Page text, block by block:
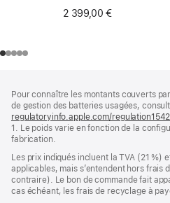
2 399,00 €
de
page
de
bas
de
page
Pour connaître les montants couverts
de gestion des batteries usagées,
regulatoryinfo.apple.com/regulation1542
1. Le poids varie en fonction de la
fabrication.
Les prix indiqués incluent la TVA (21 %)
applicables, mais s’entendent hors frais
contraire). Le bon de commande fait
cas échéant, les frais de recyclage à